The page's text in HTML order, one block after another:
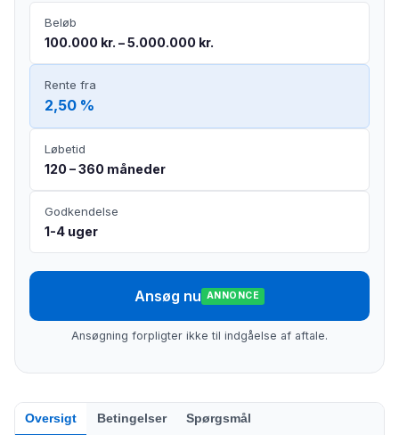
Beløb
100.000 kr. – 5.000.000 kr.
Rente fra
2,50 %
Løbetid
120 – 360 måneder
Godkendelse
1-4 uger
Ansøg nu ANNONCE
Ansøgning forpligter ikke til indgåelse af aftale.
Oversigt Betingelser Spørgsmål